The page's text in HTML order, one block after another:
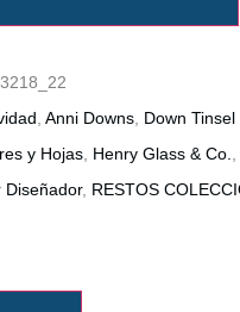
Anni Downs Down
y Hojas Henry Glass & Co.
Diseñador, RESTOS